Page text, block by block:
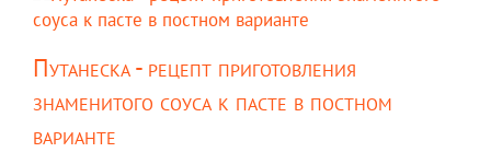
Путанеска - рецепт приготовления
знаменитого соуса к пасте в постном
варианте